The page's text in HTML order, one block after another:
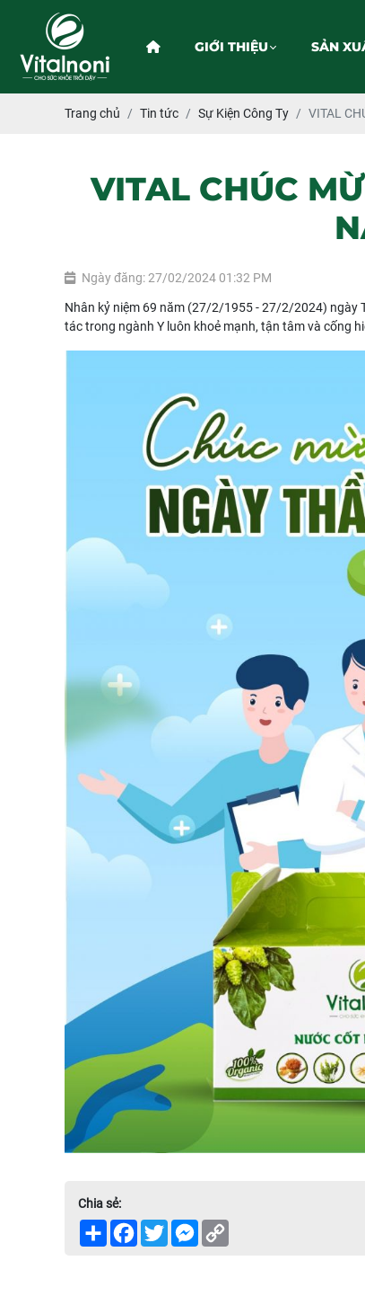
GIỚI THIỆU SẢN
Trang chủ Tin tức Sự Kiện Công Ty VITAL
VITAL CHÚC
Ngày đăng: 27/02/2024 01:32 PM
Nhân kỷ niệm 69 năm (27/2/1955 - 27/2/2024) ngày
tác trong ngành Y luôn khoẻ mạnh, tận tâm và cống
Chia sẻ:
Share Facebook
TwitterMessenger